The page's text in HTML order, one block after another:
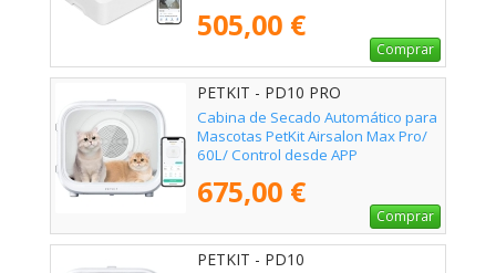
505,00 €
Comprar
PETKIT - PD10 PRO
Cabina de Secado Automático para
Mascotas PetKit Airsalon Max Pro/
60L/ Control desde APP
675,00 €
Comprar
PETKIT - PD10